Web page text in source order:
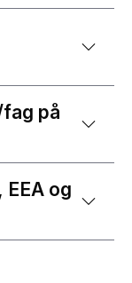
på
og